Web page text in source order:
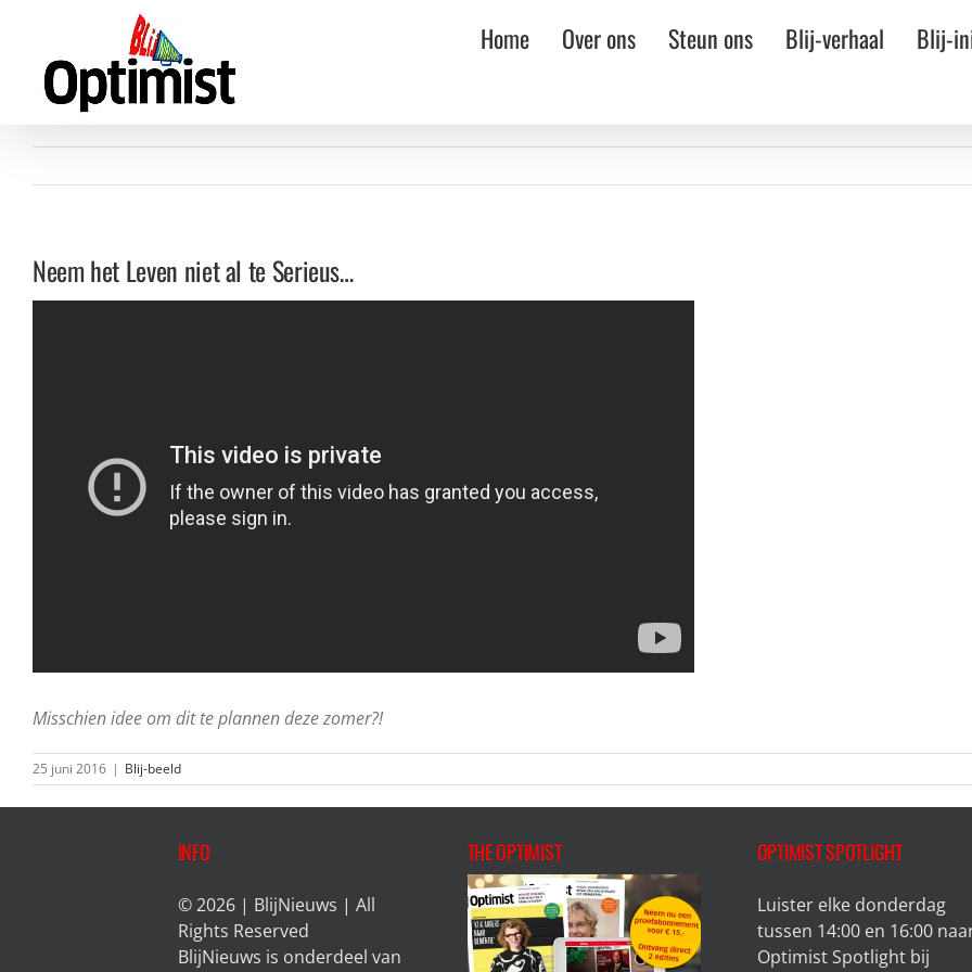
inhoud
Home Over ons Steun ons Blij-verhaal Blij-
Neem het Leven niet al te Serieus…
Misschien idee om dit te plannen deze zomer?!
25 juni 2016 | Blij-beeld
INFO
© 2026 | BlijNieuws | All
Rights Reserved
BlijNieuws is onderdeel van
THE OPTIMIST OPTIMIST SPOTLIGHT
Luister elke donderdag
tussen 14:00 en 16:00
Optimist Spotlight bij